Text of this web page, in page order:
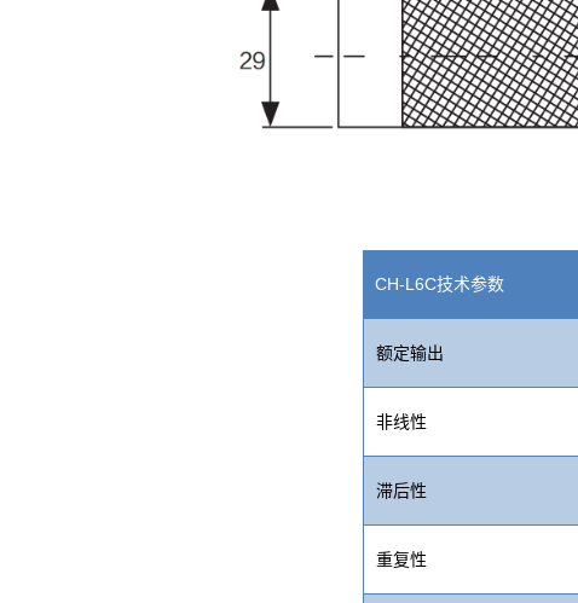
CH-L6C技术参数
额定输出
非线性
滞后性
重复性